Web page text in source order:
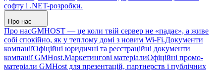
софту і .NET-розробки.
Про нас
Про насGMHOST — це коли твій сервер не «падає», а живе
собі спокійно, як у теплому домі з новим Wi-Fi.Документи
компаніїОфіційні юридичні та реєстраційні документи
компанії GMHost.Маркетингові матеріалиОфіційні промо-
матеріали GMHost для презентацій, партнерств і публічних